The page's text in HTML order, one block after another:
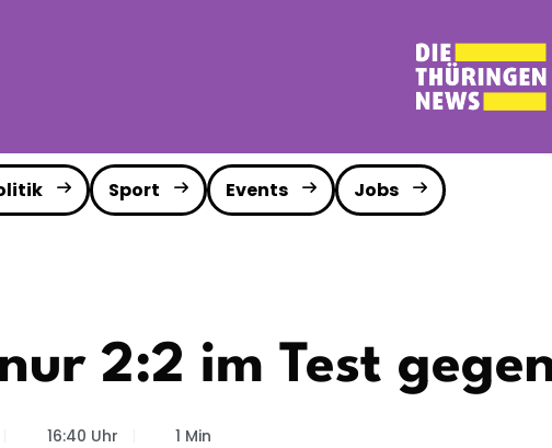
Sport Events Jobs
2:2 im Test
16:40 Uhr 1 Min